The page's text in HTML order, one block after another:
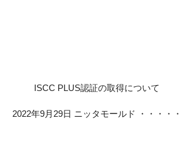
ISCC PLUS認証の取得について
2022年9月29日 ニッタモールド ・・・・・